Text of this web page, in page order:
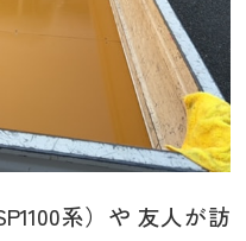
系）や 友人が訪